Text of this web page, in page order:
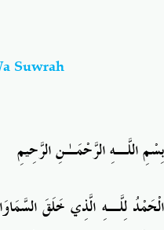
Suwrah
بِسْمِ اللَّـهِ الرَّحْمَـٰنِ الرَّحِيمِ
الْحَمْدُ لِلَّـهِ الَّذِي خَلَقَ